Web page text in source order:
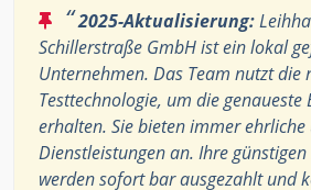
“2025-Aktualisierung:
Schillerstraße GmbH ist ein lokal
Unternehmen. Das Team nutzt die
Testtechnologie, um die genaueste
erhalten. Sie bieten immer
Dienstleistungen an. Ihre
werden sofort bar ausgezahlt und